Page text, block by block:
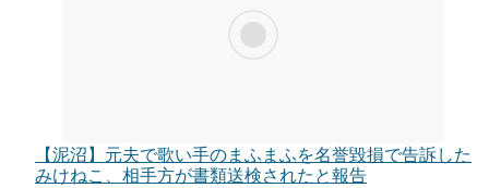
【泥沼】元夫で歌い手のまふまふを名誉毀損で告訴した
みけねこ、相手方が書類送検されたと報告